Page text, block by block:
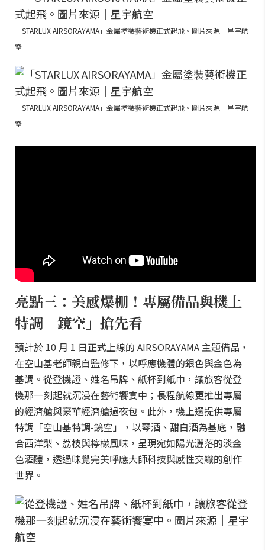
「STARLUX AIRSORAYAMA」金屬塗裝藝術機正式起飛。圖片來源｜星宇航
空
「STARLUX AIRSORAYAMA」金屬塗裝藝術機正式起飛。圖片來源｜星宇航
空
亮點三：美感爆棚！專屬備品與機上
特調「鏡空」搶先看
預計於 10 月 1 日正式上線的 AIRSORAYAMA 主題備品，
在空山基老師親自監修下，以呼應機體的銀色與金色為
基調。從登機證、姓名吊牌、紙杯到紙巾，讓旅客從登
機那一刻起就沉浸在藝術饗宴中；長程航線更推出專屬
的經濟艙與豪華經濟艙過夜包。此外，機上還提供專屬
特調「空山基特調-鏡空」，以琴酒、甜白酒為基底，融
合西洋梨、荔枝與檸檬風味，呈現宛如陽光灑落的淡金
色酒體，透過味覺完美呼應大師科技與感性交織的創作
世界。